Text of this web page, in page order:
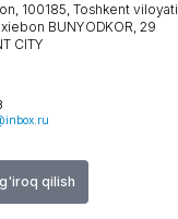
qilish
100185, Toshkent viloyati
xiеbon BUNYODKOR, 29
CITY